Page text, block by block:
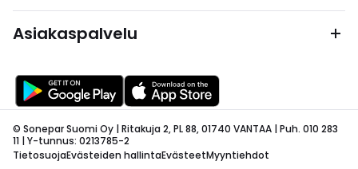
Asiakaspalvelu
© Sonepar Suomi Oy | Ritakuja 2, PL 88, 01740 VANTAA | Puh. 010 283
11 | Y-tunnus: 0213785-2
TietosuojaEvästeiden hallintaEvästeetMyyntiehdot